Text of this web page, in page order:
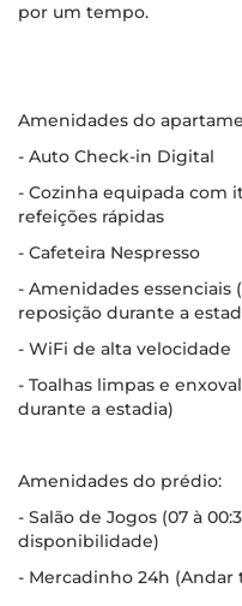
por um tempo.
Amenidades do
- Auto Check-in Digital
- Cozinha equipada com
refeições rápidas
- Cafeteira Nespresso
- Amenidades essenciais
reposição durante a
- WiFi de alta velocidade
- Toalhas limpas e
durante a estadia)
Amenidades do prédio:
- Salão de Jogos (07 à
disponibilidade)
- Mercadinho 24h